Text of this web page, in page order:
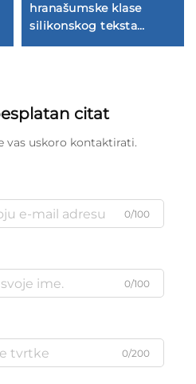
hranašumske klase
silikonskog teksta
otpornog na toplinu za
citat
vas uskoro kontaktirati.
0/100
0/100
0/200